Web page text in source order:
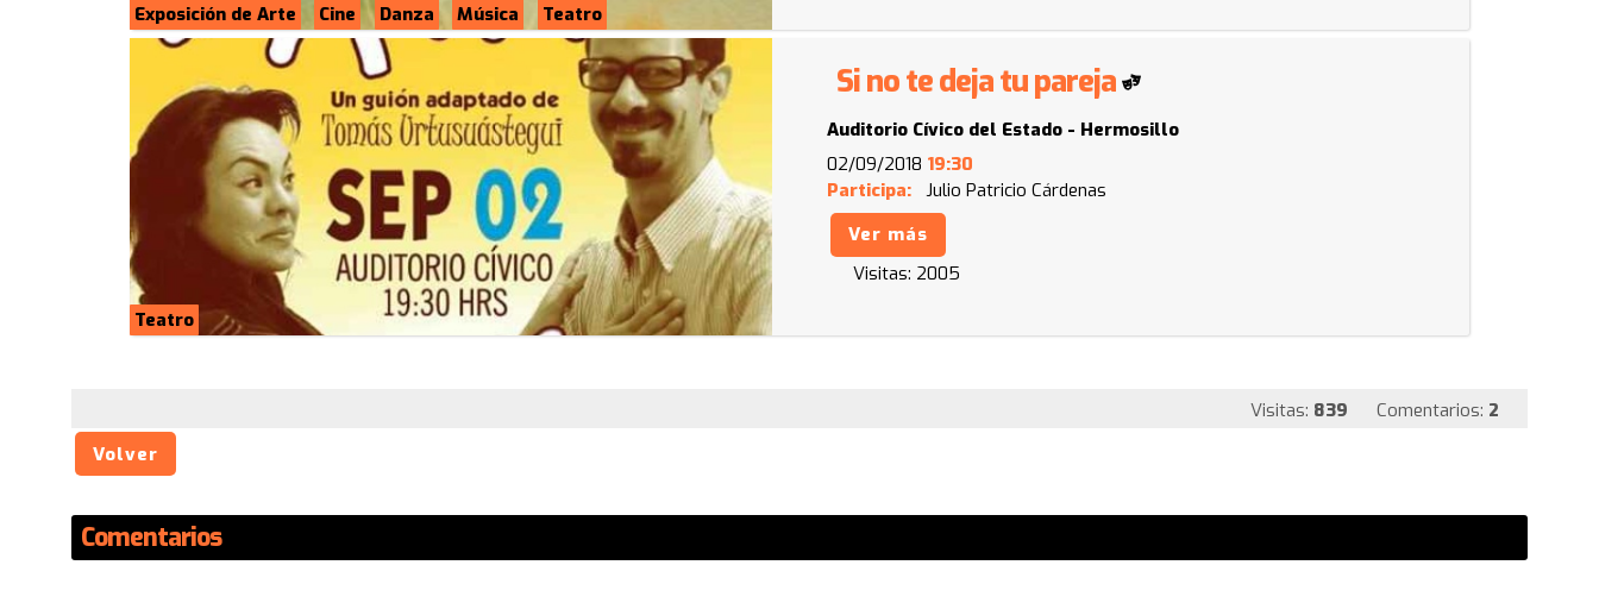
Exposición de Arte Cine Danza Música Teatro
Teatro
Si no te deja tu pareja
Auditorio Cívico del Estado - Hermosillo
02/09/2018 19:30
Participa:
Julio Patricio Cárdenas
Ver más
Visitas: 2005
Visitas: 839 Comentarios: 2
Volver
Comentarios